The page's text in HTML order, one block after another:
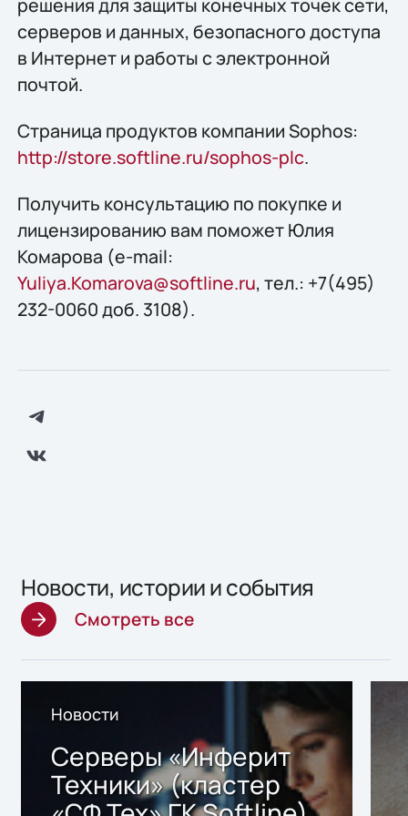
серверов и данных, безопасного доступа
в Интернет и работы с электронной
почтой.
Страница продуктов компании Sophos:
http://store.softline.ru/sophos-plc.
Получить консультацию по покупке и
лицензированию вам поможет Юлия
Комарова (e-mail:
Yuliya.Komarova@softline.ru, тел.: +7(495)
232-0060 доб. 3108).
Новости, истории и события
Смотреть все
Новости
Серверы «Инферит
Техники» (кластер